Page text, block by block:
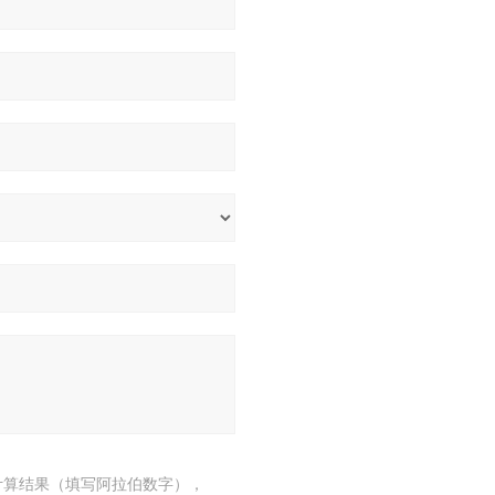
结果（填写阿拉伯数字），